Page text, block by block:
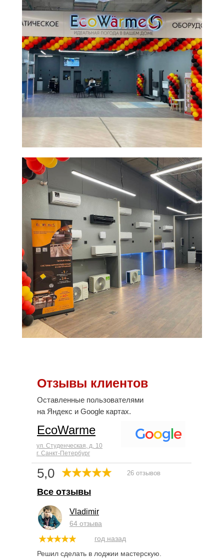
Отзывы клиентов
Оставленные пользователями
на Яндекс и Google картах.
5,0 26 отзывов
ул. Студенческая, д. 10
г. Санкт-Петербург
EcoWarme
год назад
Vladimir
64 отзыва
Все отзывы
Решил сделать в лоджии мастерскую.